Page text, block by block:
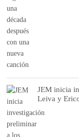
JEM inicia
Leiva y